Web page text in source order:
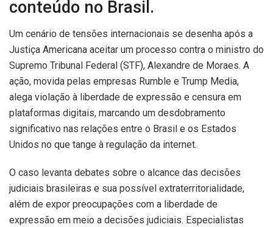
conteúdo no Brasil.
Um cenário de tensões internacionais se desenha após a
Justiça Americana aceitar um processo contra o ministro do
Supremo Tribunal Federal (STF), Alexandre de Moraes. A
ação, movida pelas empresas Rumble e Trump Media,
alega violação à liberdade de expressão e censura em
plataformas digitais, marcando um desdobramento
significativo nas relações entre o Brasil e os Estados
Unidos no que tange à regulação da internet.
O caso levanta debates sobre o alcance das decisões
judiciais brasileiras e sua possível extraterritorialidade,
além de expor preocupações com a liberdade de
expressão em meio a decisões judiciais. Especialistas